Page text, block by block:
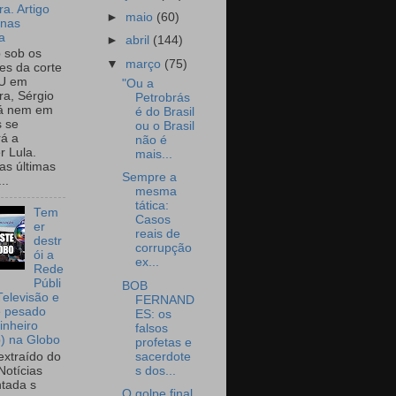
Artigo
sob os
da corte
em
Sérgio
nem em
se
a
Lula.
últimas
Tem
er
destr
ói a
Rede
Públi
e
pesado
na Globo
do
s
► maio (60)
►abril (144)
▼ março (75)
"Ou a
Petrobrás
é do Brasil
ou o Brasil
não é
mais...
Sempre a
mesma
tática:
Casos
reais de
corrupção
ex...
BOB
FERNAND
ES: os
falsos
profetas e
sacerdote
s dos...